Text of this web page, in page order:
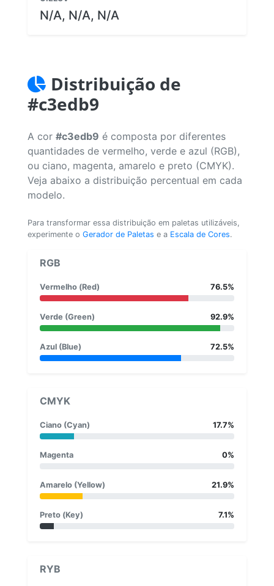
N/A, N/A, N/A
Distribuição de
#c3edb9
A cor #c3edb9 é composta por diferentes
quantidades de vermelho, verde e azul (RGB),
ou ciano, magenta, amarelo e preto (CMYK).
Veja abaixo a distribuição percentual em cada
modelo.
Para transformar essa distribuição em paletas utilizáveis,
experimente o Gerador de Paletas e a Escala de Cores.
RGB
Vermelho (Red) 76.5%
Verde (Green) 92.9%
Azul (Blue) 72.5%
CMYK
Ciano (Cyan) 17.7%
Magenta 0%
Amarelo (Yellow) 21.9%
Preto (Key) 7.1%
RYB